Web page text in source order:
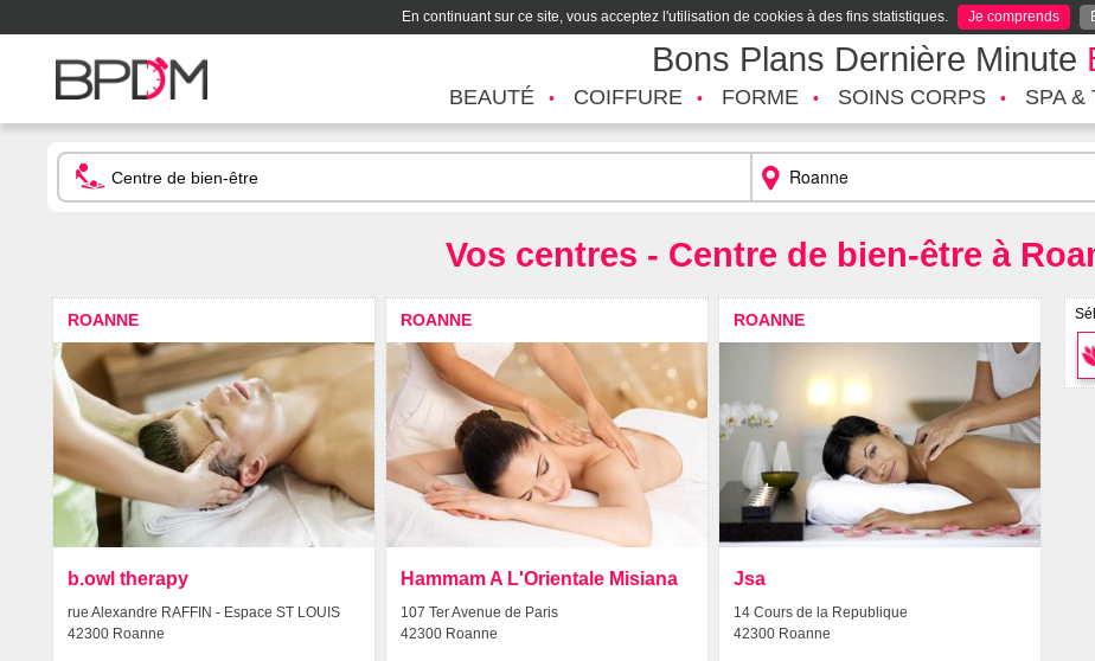
En continuant sur ce site, vous acceptez l'utilisation de cookies à des fins statistiques. Je comprends
Bons Plans Dernière Minute
BEAUTÉ COIFFURE FORME SOINS CORPS SPA &
Vos centres - Centre de bien-être à
ROANNE
b.owl therapy
rue Alexandre RAFFIN - Espace ST LOUIS
42300 Roanne
ROANNE
Hammam A L'Orientale Misiana
107 Ter Avenue de Paris
42300 Roanne
ROANNE
Jsa
14 Cours de la Republique
42300 Roanne